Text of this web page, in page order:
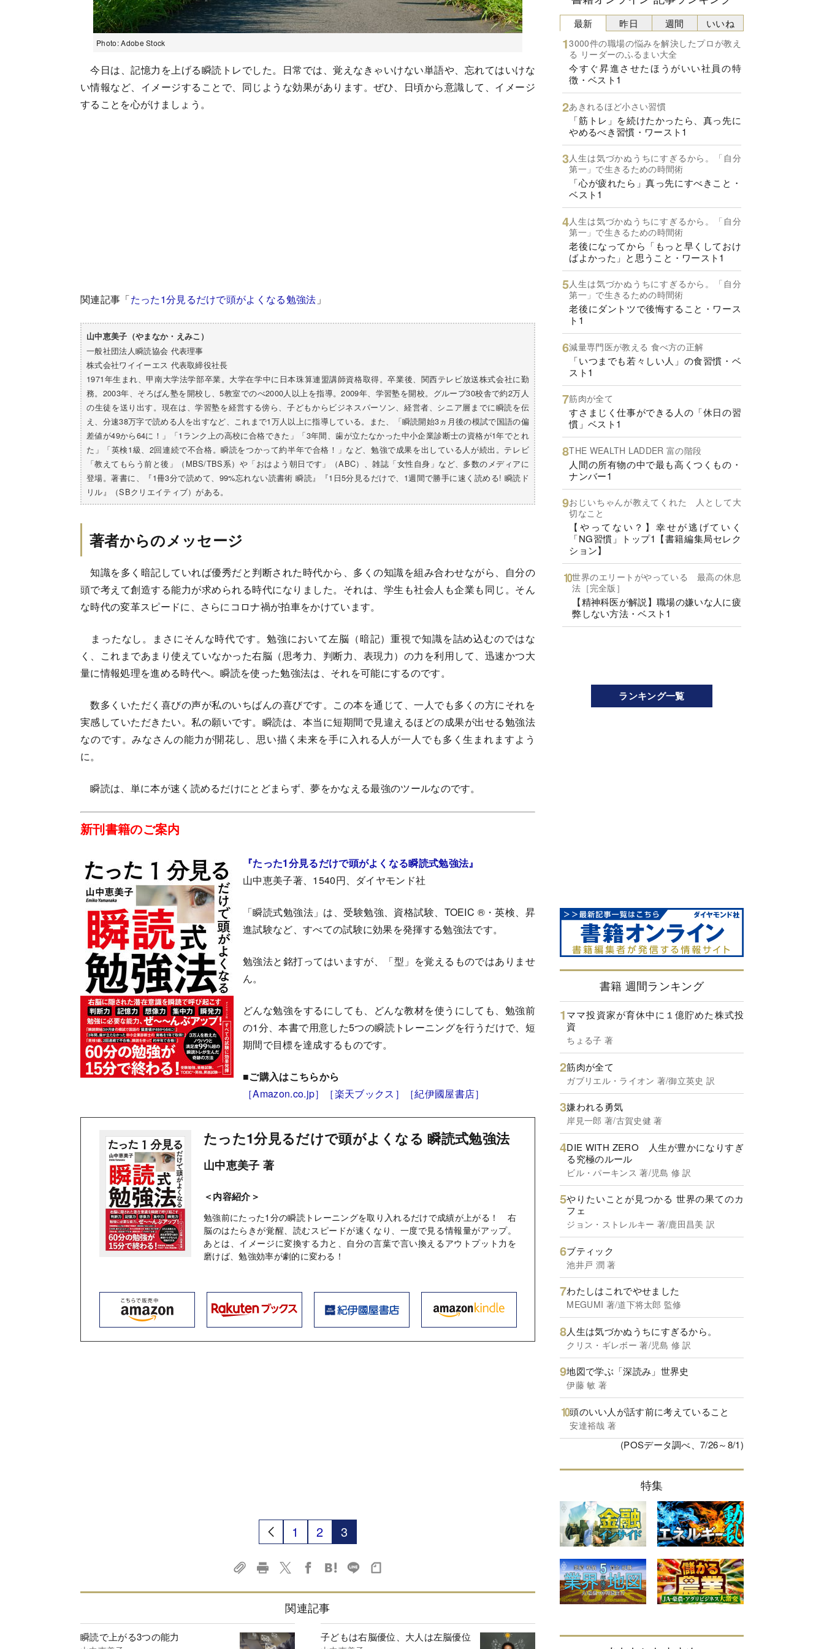
Photo: Adobe Stock
今日は、記憶力を上げる瞬読トレでした。日常では、覚えなきゃいけない単語や、忘れてはいけな
い情報など、イメージすることで、同じような効果があります。ぜひ、日頃から意識して、イメージ
することを心がけましょう。
関連記事「たった1分見るだけで頭がよくなる勉強法 」
山中恵美子（やまなか・えみこ）
一般社団法人瞬読協会 代表理事
株式会社ワイイーエス 代表取締役社長
1971年生まれ、甲南大学法学部卒業。大学在学中に日本珠算連盟講師資格取得。卒業後、関西テレビ放送株式会社に勤
務。2003年、そろばん塾を開校し、5教室でのべ2000人以上を指導。2009年、学習塾を開校。グループ30校舎で約2万人
の生徒を送り出す。現在は、学習塾を経営する傍ら、子どもからビジネスパーソン、経営者、シニア層までに瞬読を伝
え、分速38万字で読める人を出すなど、これまで1万人以上に指導している。また、「瞬読開始3ヵ月後の模試で国語の偏
差値が49から64に！」「1ランク上の高校に合格できた」「3年間、歯が立たなかった中小企業診断士の資格が1年でとれ
た」「英検1級、2回連続で不合格。瞬読をつかって約半年で合格！」など、勉強で成果を出している人が続出。テレビ
「教えてもらう前と後」（MBS/TBS系）や「おはよう朝日です」（ABC）、雑誌「女性自身」など、多数のメディアに
登場。著書に、『1冊3分で読めて、99%忘れない読書術 瞬読』『1日5分見るだけで、1週間で勝手に速く読める! 瞬読ド
リル』（SBクリエイティブ）がある。
著者からのメッセージ
知識を多く暗記していれば優秀だと判断された時代から、多くの知識を組み合わせながら、自分の
頭で考えて創造する能力が求められる時代になりました。それは、学生も社会人も企業も同じ。そん
な時代の変革スピードに、さらにコロナ禍が拍車をかけています。
まったなし。まさにそんな時代です。勉強において左脳（暗記）重視で知識を詰め込むのではな
く、これまであまり使えていなかった右脳（思考力、判断力、表現力）の力を利用して、迅速かつ大
量に情報処理を進める時代へ。瞬読を使った勉強法は、それを可能にするのです。
数多くいただく喜びの声が私のいちばんの喜びです。この本を通じて、一人でも多くの方にそれを
実感していただきたい。私の願いです。瞬読は、本当に短期間で見違えるほどの成果が出せる勉強法
なのです。みなさんの能力が開花し、思い描く未来を手に入れる人が一人でも多く生まれますよう
に。
瞬読は、単に本が速く読めるだけにとどまらず、夢をかなえる最強のツールなのです。
新刊書籍のご案内
『たった1分見るだけで頭がよくなる瞬読式勉強法』
山中恵美子著、1540円、ダイヤモンド社
「瞬読式勉強法」は、受験勉強、資格試験、TOEIC ®・英検、昇
進試験など、すべての試験に効果を発揮する勉強法です。
勉強法と銘打ってはいますが、「型」を覚えるものではありませ
ん。
どんな勉強をするにしても、どんな教材を使うにしても、勉強前
の1分、本書で用意した5つの瞬読トレーニングを行うだけで、短
期間で目標を達成するものです。
■ご購入はこちらから
［Amazon.co.jp］
［楽天ブックス］ ［紀伊國屋書店］
たった1分見るだけで頭がよくなる 瞬読式勉強法
山中恵美子 著
＜内容紹介＞
勉強前にたった1分の瞬読トレーニングを取り入れるだけで成績が上がる！ 右
脳のはたらきが覚醒、読むスピードが速くなり、一度で見る情報量がアップ。
あとは、イメージに変換する力と、自分の言葉で言い換えるアウトプット力を
磨けば、勉強効率が劇的に変わる！
1 2 3
関連記事
瞬読で上がる3つの能力 子どもは右脳優位、大人は左脳優位
最新
3000件の職場の悩みを解決したプロが教え
る リーダーのふるまい大全
今すぐ昇進させたほうがいい社員の特
徴・ベスト1
あきれるほど小さい習慣
「筋トレ」を続けたかったら、真っ先に
やめるべき習慣・ワースト1
人生は気づかぬうちにすぎるから。「自分
第一」で生きるための時間術
「心が疲れたら」真っ先にすべきこと・
ベスト1
人生は気づかぬうちにすぎるから。「自分
第一」で生きるための時間術
老後になってから「もっと早くしておけ
ばよかった」と思うこと・ワースト1
人生は気づかぬうちにすぎるから。「自分
第一」で生きるための時間術
老後にダントツで後悔すること・ワース
ト1
減量専門医が教える 食べ方の正解
「いつまでも若々しい人」の食習慣・ベ
スト1
筋肉が全て
すさまじく仕事ができる人の「休日の習
慣」ベスト1
THE WEALTH LADDER 富の階段
人間の所有物の中で最も高くつくもの・
ナンバー1
おじいちゃんが教えてくれた 人として大
切なこと
【やってない？】幸せが逃げていく
「NG習慣」トップ1【書籍編集局セレク
ション】
世界のエリートがやっている 最高の休息
法［完全版］
【精神科医が解説】職場の嫌いな人に疲
弊しない方法・ベスト1
昨日 週間 いいね
ランキング一覧
書籍 週間ランキング
ママ投資家が育休中に１億貯めた株式投
資
ちょる子 著
筋肉が全て
ガブリエル・ライオン 著/御立英史 訳
嫌われる勇気
岸見一郎 著/古賀史健 著
DIE WITH ZERO 人生が豊かになりすぎ
る究極のルール
ビル・パーキンス 著/児島 修 訳
やりたいことが見つかる 世界の果てのカ
フェ
ジョン・ストレルキー 著/鹿田昌美 訳
ブティック
池井戸 潤 著
わたしはこれでやせました
MEGUMI 著/道下将太郎 監修
人生は気づかぬうちにすぎるから。
クリス・ギレボー 著/児島 修 訳
地図で学ぶ「深読み」世界史
伊藤 敏 著
頭のいい人が話す前に考えていること
安達裕哉 著
(POSデータ調べ、7/26～8/1)
特集